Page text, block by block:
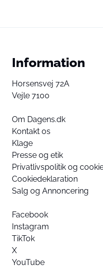
Information
Horsensvej 72A
Vejle 7100
Om Dagens.dk
Kontakt os
Klage
Presse og etik
Privatlivspolitik og
Cookiedeklaration
Salg og Annoncering
Facebook
Instagram
TikTok
X
YouTube